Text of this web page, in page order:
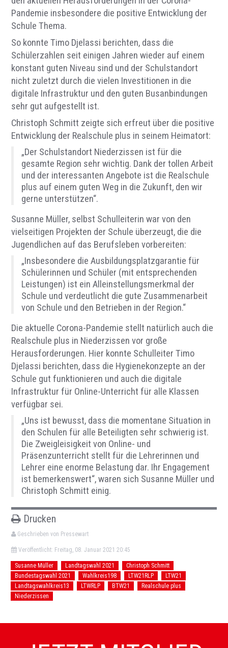
Pandemie insbesondere die positive Entwicklung der
Schule Thema.
So konnte Timo Djelassi berichten, dass die
Schülerzahlen seit einigen Jahren wieder auf einem
konstant guten Niveau sind und der Schulstandort
nicht zuletzt durch die vielen Investitionen in die
digitale Infrastruktur und den guten Busanbindungen
sehr gut aufgestellt ist.
Christoph Schmitt zeigte sich erfreut über die positive
Entwicklung der Realschule plus in seinem Heimatort:
„Der Schulstandort Niederzissen ist für die
gesamte Region sehr wichtig. Dank der tollen Arbeit
und der interessanten Angebote ist die Realschule
plus auf einem guten Weg in die Zukunft, den wir
gerne unterstützen“.
Susanne Müller, selbst Schulleiterin war von den
vielseitigen Projekten der Schule überzeugt, die die
Jugendlichen auf das Berufsleben vorbereiten:
„Insbesondere die Ausbildungsplatzgarantie für
Schülerinnen und Schüler (mit entsprechenden
Leistungen) ist ein Alleinstellungsmerkmal der
Schule und verdeutlicht die gute Zusammenarbeit
von Schule und den Betrieben in der Region.“
Die aktuelle Corona-Pandemie stellt natürlich auch die
Realschule plus in Niederzissen vor große
Herausforderungen. Hier konnte Schulleiter Timo
Djelassi berichten, dass die Hygienekonzepte an der
Schule gut funktionieren und auch die digitale
Infrastruktur für Online-Unterricht für alle Klassen
verfügbar sei.
„Uns ist bewusst, dass die momentane Situation in
den Schulen für alle Beteiligten sehr schwierig ist.
Die Zweigleisigkeit von Online- und
Präsenzunterricht stellt für die Lehrerinnen und
Lehrer eine enorme Belastung dar. Ihr Engagement
ist bemerkenswert“, waren sich Susanne Müller und
Christoph Schmitt einig.
Drucken
Geschrieben von Pressewart
Veröffentlicht: Freitag, 08. Januar 2021 20:45
Susanne Müller Landtagswahl 2021
Christoph Schmitt
Bundestagswahl 2021
Wahlkreis198 LTW21RLP
LTW21
Landtagswahlkreis13
LTWRLP BTW21
Realschule plus
Niederzissen